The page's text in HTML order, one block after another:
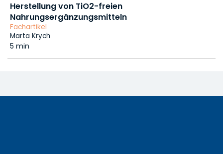
Herstellung von TiO2-freien
Nahrungsergänzungsmitteln
Fachartikel
Marta Krych
5 min